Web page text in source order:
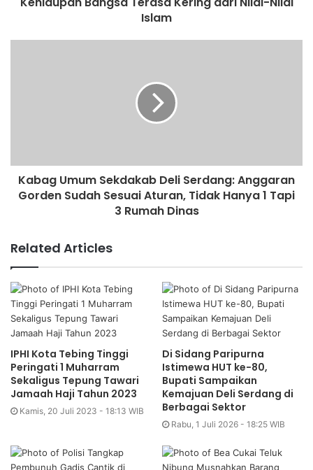
Islam
Kabag Umum Sekdakab Deli Serdang: Anggaran
Gorden Sudah Sesuai Aturan, Tidak Hanya 1 Tapi
3 Rumah Dinas
Related Articles
IPHI Kota Tebing Tinggi
Peringati 1 Muharram
Sekaligus Tepung Tawari
Jamaah Haji Tahun 2023
Kamis, 20 Juli 2023 - 18:13 WIB
Di Sidang Paripurna
Istimewa HUT ke-80,
Bupati Sampaikan
Kemajuan Deli Serdang di
Berbagai Sektor
Rabu, 1 Juli 2026 - 18:25 WIB